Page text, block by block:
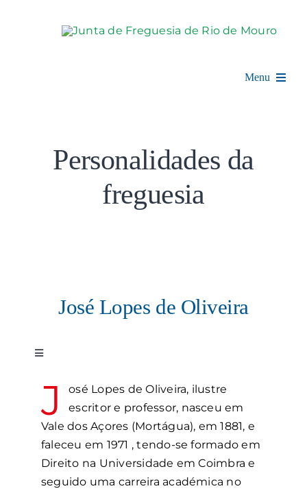
Menu
Junta de Freguesia
Assembleia
Espaço Cultural
Associações
Personalidades da
freguesia
José Lopes de Oliveira
Toggle
Aquilino Ribeiro
Arnaldo Redondo Adães Bermudes
Bento José Esteves Faria
J
osé Lopes de Oliveira, ilustre
escritor e professor, nasceu em
Vale dos Açores (Mortágua), em 1881, e
faleceu em 1971 , tendo-se formado em
Direito na Universidade em Coimbra e
seguido uma carreira académica no